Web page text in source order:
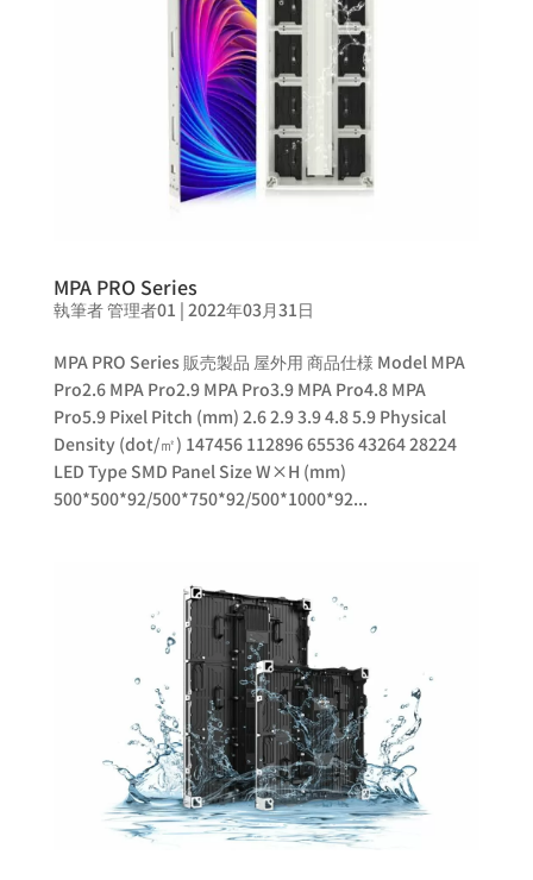
MPA PRO Series
執筆者管理者01 | 2022年03月31日
MPA PRO Series 販売製品 屋外用 商品仕様 Model MPA
Pro2.6 MPA Pro2.9 MPA Pro3.9 MPA Pro4.8 MPA
Pro5.9 Pixel Pitch (mm) 2.6 2.9 3.9 4.8 5.9 Physical
Density (dot/㎡) 147456 112896 65536 43264 28224
LED Type SMD Panel Size W×H (mm)
500*500*92/500*750*92/500*1000*92...